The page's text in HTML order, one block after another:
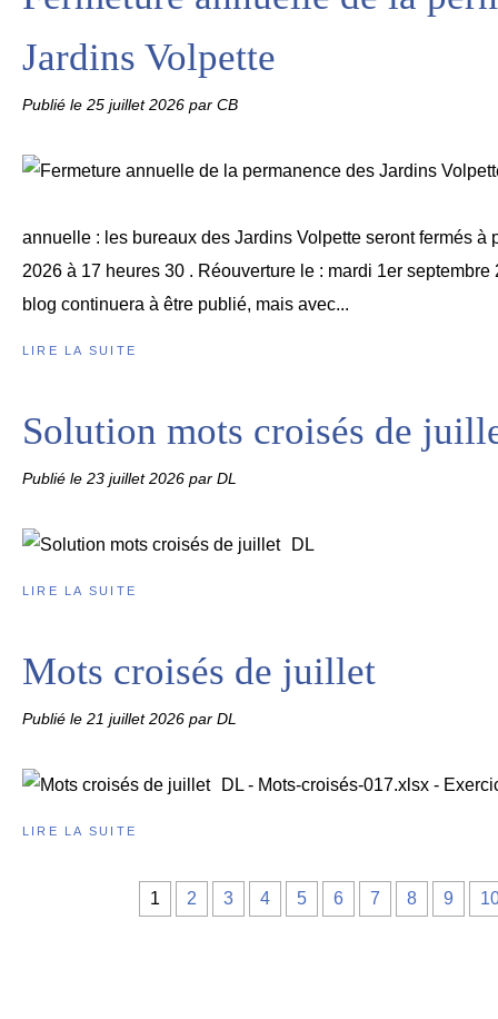
Jardins Volpette
Publié le 25 juillet 2026 par CB
annuelle : les bureaux des Jardins Volpette seront fermés à
2026 à 17 heures 30 . Réouverture le : mardi 1er septembre
blog continuera à être publié, mais avec...
LIRE LA SUITE
Solution mots croisés de
Publié le 23 juillet 2026 par DL
DL
LIRE LA SUITE
Mots croisés de juillet
Publié le 21 juillet 2026 par DL
DL - Mots-croisés-017.xlsx -
LIRE LA SUITE
1 2 3 4 5 6 7 8 9